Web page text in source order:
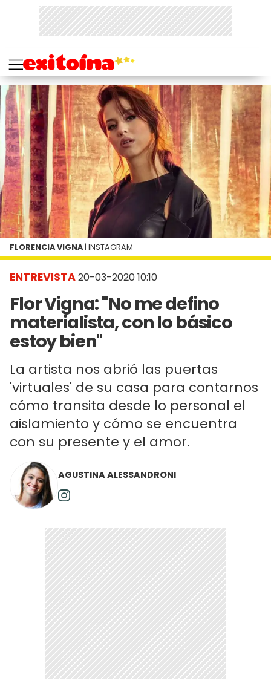
ENTREVISTA20-03-2020 10:10
Flor Vigna: "No me defino
materialista, con lo básico
estoy bien"
La artista nos abrió las puertas
'virtuales' de su casa para contarnos
cómo transita desde lo personal el
aislamiento y cómo se encuentra
con su presente y el amor.
FLORENCIA VIGNA | INSTAGRAM
AGUSTINA ALESSANDRONI